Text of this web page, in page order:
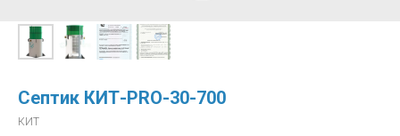
Септик КИТ-PRO-30-700
КИТ